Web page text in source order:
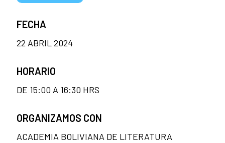
FECHA
22 ABRIL 2024
HORARIO
DE 15:00 A 16:30 HRS
ORGANIZAMOS CON
ACADEMIA BOLIVIANA DE LITERATURA